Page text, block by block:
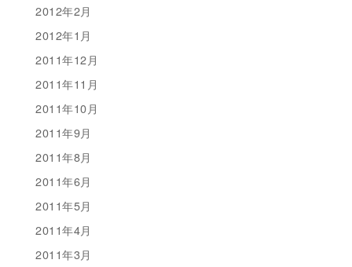
2012年2月
2012年1月
2011年12月
2011年11月
2011年10月
2011年9月
2011年8月
2011年6月
2011年5月
2011年4月
2011年3月